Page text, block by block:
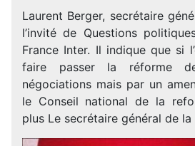
Laurent Berger, secrétaire
l’invité de Questions
France Inter. Il indique que si
faire passer la réforme
négociations mais par un
le Conseil national de la
plus Le secrétaire général de la